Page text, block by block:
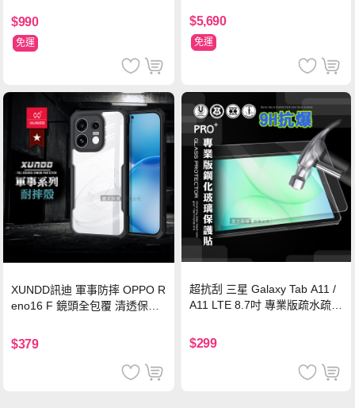
$990
免運
$5,690
免運
XUNDD訊迪 軍事防摔 OPPO R
eno16 F 鏡頭全包覆 清透保護
$379
超抗刮 三星 Galaxy Tab A11 /
A11 LTE 8.7吋 專業版疏水疏油
$299